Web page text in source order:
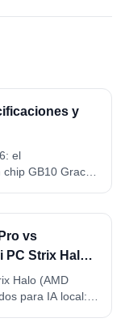
y
el
GB10 Grace
vs
PC Strix Halo
Halo (AMD
para IA local: